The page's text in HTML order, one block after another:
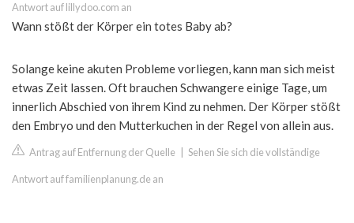
Antwort auf lillydoo.com an
Wann stößt der Körper ein totes Baby ab?
Solange keine akuten Probleme vorliegen, kann man sich meist
etwas Zeit lassen. Oft brauchen Schwangere einige Tage, um
innerlich Abschied von ihrem Kind zu nehmen. Der Körper stößt
den Embryo und den Mutterkuchen in der Regel von allein aus.
Antrag auf Entfernung der Quelle Sehen Sie sich die vollständige
Antwort auf familienplanung.de an